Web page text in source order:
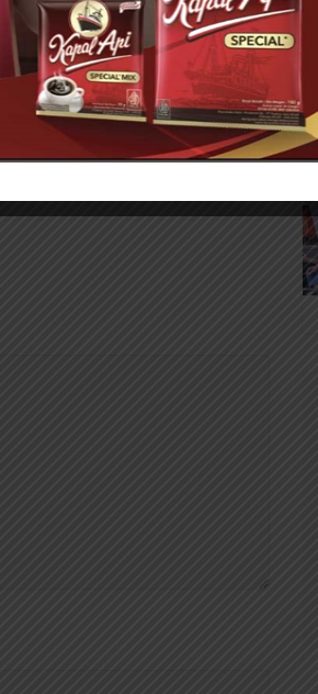
Gagal Bersama Chelsea,
Mohamed Salah Pemain
Terbaik Premier League
Musim Ini saat Bela
Liverpool